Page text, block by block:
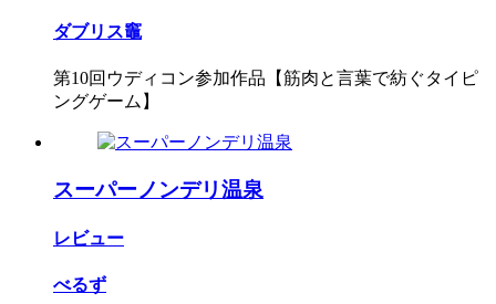
ダブリス竈
第10回ウディコン参加作品【筋肉と言葉で紡ぐタイピ
ングゲーム】
スーパーノンデリ温泉
レビュー
べるず